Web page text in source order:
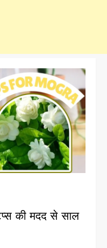
की मदद से साल